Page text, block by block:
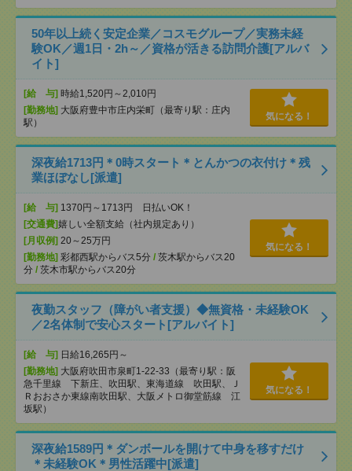
50年以上続く安定企業／コスモグループ／実務未経
験OK／週1日・2h～／資格が活きる訪問介護[アルバ
イト]
[給 与] 時給1,520円～2,010円
[勤務地] 大阪府豊中市庄内栄町（最寄り駅：庄内
駅）
気になる！
深夜給1713円＊0時スタート＊とんかつの衣付け＊残
業ほぼなし[派遣]
[給 与] 1370円～1713円 日払いOK！
[交通費]嬉しい全額支給（社内規定あり）
[月収例] 20～25万円
[勤務地] 彩都西駅からバス5分 / 茨木駅からバス20
分 / 茨木市駅からバス20分
気になる！
夜勤スタッフ（障がい者支援）◆無資格・未経験OK
／2名体制で安心スタート[アルバイト]
[給 与] 日給16,265円～
[勤務地] 大阪府吹田市泉町1-22-33（最寄り駅：阪
急千里線 下新庄、吹田駅、東海道線 吹田駅、Ｊ
Ｒおおさか東線南吹田駅、大阪メトロ御堂筋線 江
坂駅）
気になる！
深夜給1589円＊ダンボールを開けて中身を移すだけ
＊未経験OK＊男性活躍中[派遣]